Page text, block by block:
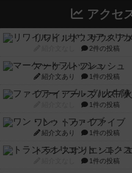
アクセ
リワイルド：サウスア
2件の投稿
マーケットフレッシュ
紹介文あり 1件の投稿
ファイアー・ブルズ /
1件の投稿
ワン・トゥ・ファイブ
紹介文あり 1件の投稿
トランスオリエント・
1件の投稿